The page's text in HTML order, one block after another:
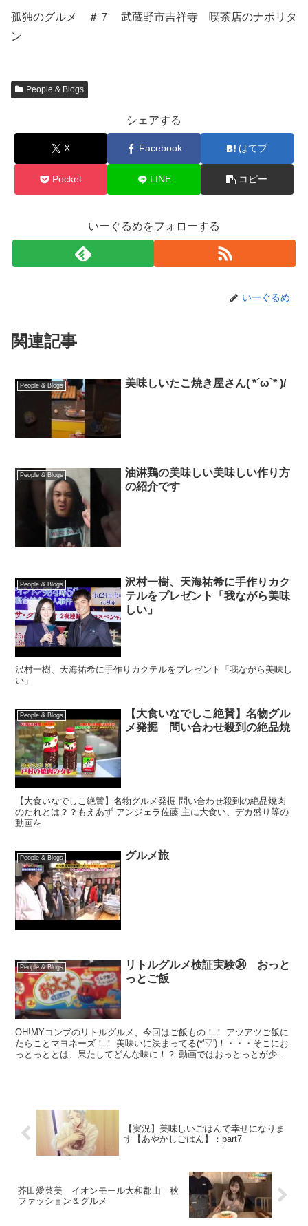
孤独のグルメ ＃７ 武蔵野市吉祥寺 喫茶店のナポリタ
ン
People & Blogs
シェアする
X Facebook はてブ
Pocket LINE コピー
いーぐるめをフォローする
いーぐるめ
関連記事
People & Blogs 美味しいたこ焼き屋さん( *´ω`* )/
People & Blogs
油淋鶏の美味しい美味しい作り方
の紹介です
People & Blogs
沢村一樹、天海祐希に手作りカク
テルをプレゼント「我ながら美味
しい」
沢村一樹、天海祐希に手作りカクテルをプレゼント「我ながら美味し
い」
People & Blogs
【大食いなでしこ絶賛】名物グル
メ発掘 問い合わせ殺到の絶品焼
【大食いなでしこ絶賛】名物グルメ発掘 問い合わせ殺到の絶品焼肉
のたれとは？？もえあず アンジェラ佐藤 主に大食い、デカ盛り等の
動画を
People & Blogs グルメ旅
People & Blogs
リトルグルメ検証実験㉞ おっと
っとご飯
OH!MYコンブのリトルグルメ、今回はご飯もの！！ アツアツご飯に
たらことマヨネーズ！！ 美味いに決まってる(*'▽')！・・・そこにお
っとっととは、果たしてどんな味に！？ 動画ではおっとっとが少な
【実況】美味しいごはんで幸せになりま
す【あやかしごはん】：part7
芥田愛菜美 イオンモール大和郡山 秋
ファッション＆グルメ